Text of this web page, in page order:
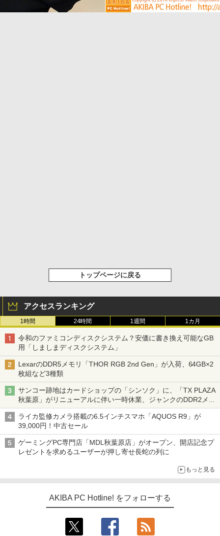
トップページに戻る
アクセスランキング
1時間 24時間 1週間 1カ月
令和のファミコンディスクシステム？安価に書き換え可能なGB
用「しましまディスクシステム」
LexarのDDR5メモリ「THOR RGB 2nd Gen」が入荷、64GB×2
枚組など3種類
サンコー跡地はカードショップの「シンソク」に、「TX PLAZA
秋葉原」がリニューアルに伴い一時休業、ジャンクのDDR2メモ
リが100円で販売など～ 最近の秋葉原 ～
ライカ監修カメラ搭載の6.5インチスマホ「AQUOS R9」が
39,000円！中古セール
ゲーミングPC専門店「MDL秋葉原店」がオープン、開店記念プ
レゼントを求めるユーザーが押し寄せ長蛇の列に
もっと見る
AKIBA PC Hotline! をフォローする